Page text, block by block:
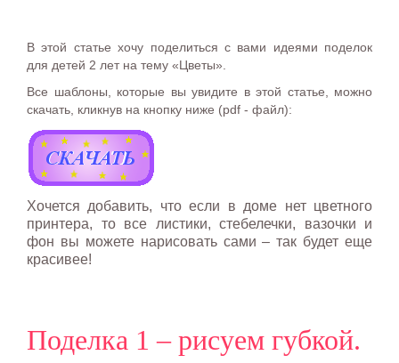
В этой статье хочу поделиться с вами идеями поделок
для детей 2 лет на тему «Цветы».
Все шаблоны, которые вы увидите в этой статье, можно
скачать, кликнув на кнопку ниже (pdf - файл):
Хочется добавить, что если в доме нет цветного
принтера, то все листики, стебелечки, вазочки и
фон вы можете нарисовать сами – так будет еще
красивее!
Поделка 1 – рисуем губкой.